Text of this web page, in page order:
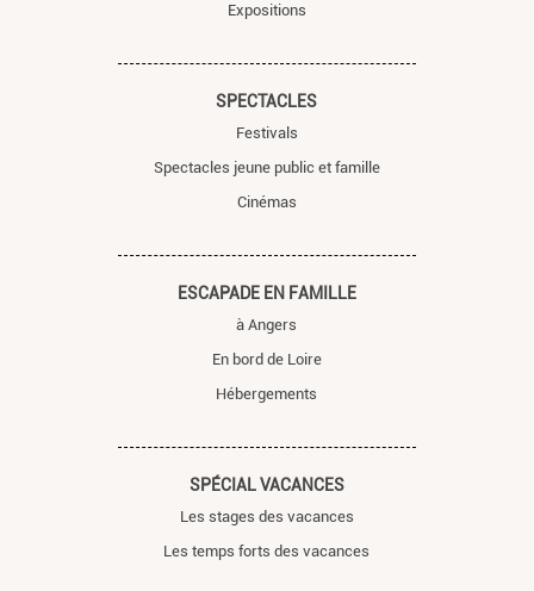
Expositions
SPECTACLES
Festivals
Spectacles jeune public et famille
Cinémas
ESCAPADE EN FAMILLE
à Angers
En bord de Loire
Hébergements
SPÉCIAL VACANCES
Les stages des vacances
Les temps forts des vacances